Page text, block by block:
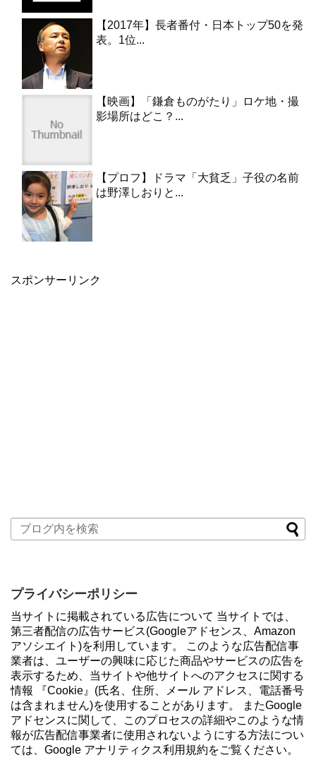
【2017年】長者番付・日本トップ50を発
表。1位...
【映画】「鎌倉ものがたり」ロケ地・撮
影場所はどこ？...
【プロフ】ドラマ「大貧乏」子役の名前
は野澤しおりと...
スポンサーリンク
プライバシーポリシー
当サイトに掲載されている広告について 当サイトでは、
第三者配信の広告サービス(Googleアドセンス、Amazon
アソシエイト)を利用しています。 このような広告配信事
業者は、ユーザーの興味に応じた商品やサービスの広告を
表示するため、当サイトや他サイトへのアクセスに関する
情報 『Cookie』(氏名、住所、メール アドレス、電話番号
は含まれません)を使用することがあります。 またGoogle
アドセンスに関して、このプロセスの詳細やこのような情
報が広告配信事業者に使用されないようにする方法につい
ては、Google アナリティクス利用規約をご覧ください。